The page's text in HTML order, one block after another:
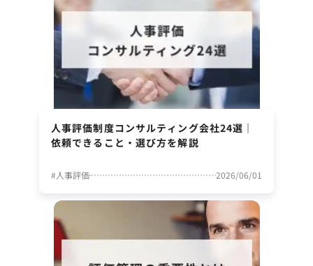
人事評価制度コンサルティング会社24選｜
依頼できること・選び方を解説
#人事評価 2026/06/01